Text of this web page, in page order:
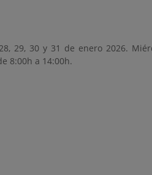
29, 30 y 31 de enero 2026.
8:00h a 14:00h.